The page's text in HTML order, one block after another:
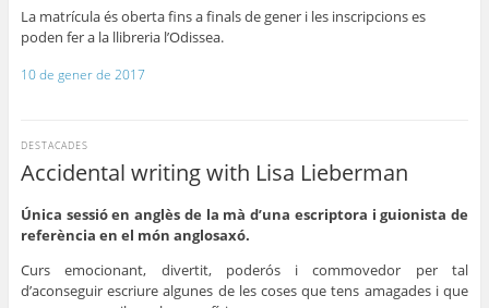
La matrícula és oberta fins a finals de gener i les inscripcions es
poden fer a la llibreria l’Odissea.
10 de gener de 2017
Accidental writing with Lisa Lieberman
DESTACADES
Única sessió en anglès de la mà d’una escriptora i guionista de
referència en el món anglosaxó.
Curs emocionant, divertit, poderós i commovedor per tal
d’aconseguir escriure algunes de les coses que tens amagades i que